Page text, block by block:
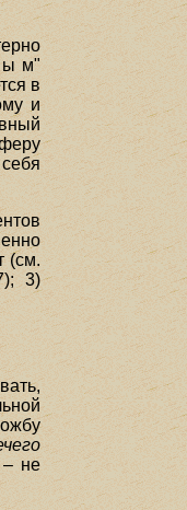
ы м"
в
и
(см.
3)
– не